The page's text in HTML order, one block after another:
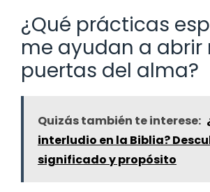
¿Qué prácticas
me ayudan a abrir
puertas del alma?
Quizás también te interese:
interludio en la Biblia?
significado y propósito